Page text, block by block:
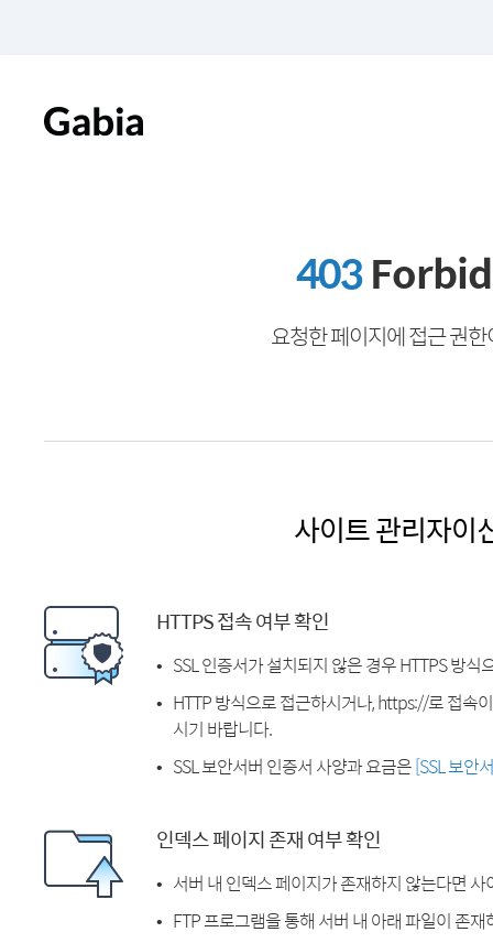
403
요청한 페이지에 접근 권
사이트 관리자이
HTTPS 접속 여부 확인
SSL 인증서가 설치되지 않은 경우 HTTPS 방식
HTTP 방식으로 접근하시거나, https://로 접속
시기 바랍니다.
SSL 보안서버 인증서 사양과 요금은[SSL 보안
인덱스 페이지 존재 여부 확인
서버 내 인덱스 페이지가 존재하지 않는다면
FTP 프로그램을 통해 서버 내 아래 파일이 존